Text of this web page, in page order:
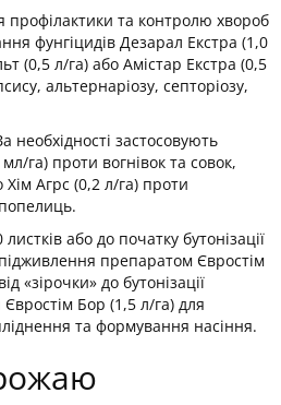
профілактики та контролю хвороб
фунгіцидів Дезарал Екстра (1,0
(0,5 л/га) або Амістар Екстра (0,5
альтернаріозу, септоріозу,
необхідності застосовують
га) проти вогнівок та совок,
Агрс (0,2 л/га) проти
або до початку бутонізації
препаратом Євростім
«зірочки» до бутонізації
Бор (1,5 л/га) для
та формування насіння.